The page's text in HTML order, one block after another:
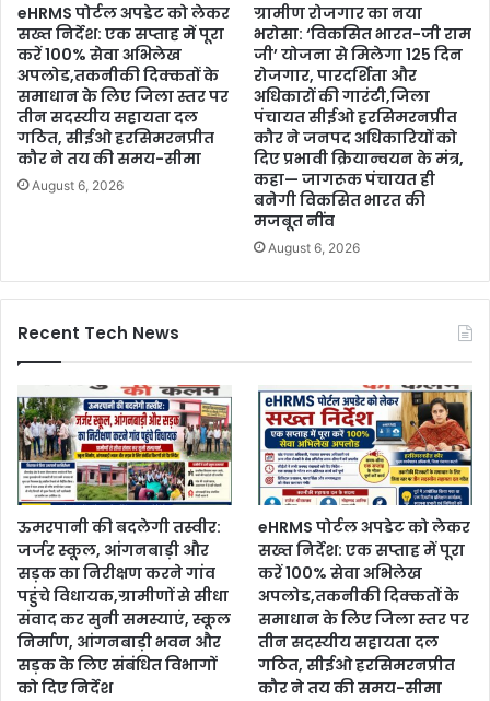
eHRMS पोर्टल अपडेट को लेकर
सख्त निर्देश: एक सप्ताह में पूरा
करें 100% सेवा अभिलेख
अपलोड,तकनीकी दिक्कतों के
समाधान के लिए जिला स्तर पर
तीन सदस्यीय सहायता दल
गठित, सीईओ हरसिमरनप्रीत
कौर ने तय की समय-सीमा
August 6, 2026
ग्रामीण रोजगार का नया
भरोसा: ‘विकसित भारत-जी राम
जी’ योजना से मिलेगा 125 दिन
रोजगार, पारदर्शिता और
अधिकारों की गारंटी,जिला
पंचायत सीईओ हरसिमरनप्रीत
कौर ने जनपद अधिकारियों को
दिए प्रभावी क्रियान्वयन के मंत्र,
कहा— जागरूक पंचायत ही
बनेगी विकसित भारत की
मजबूत नींव
August 6, 2026
Recent Tech News
ऊमरपानी की बदलेगी तस्वीर:
जर्जर स्कूल, आंगनबाड़ी और
सड़क का निरीक्षण करने गांव
पहुंचे विधायक,ग्रामीणों से सीधा
संवाद कर सुनी समस्याएं, स्कूल
निर्माण, आंगनबाड़ी भवन और
सड़क के लिए संबंधित विभागों
को दिए निर्देश
eHRMS पोर्टल अपडेट को लेकर
सख्त निर्देश: एक सप्ताह में पूरा
करें 100% सेवा अभिलेख
अपलोड,तकनीकी दिक्कतों के
समाधान के लिए जिला स्तर पर
तीन सदस्यीय सहायता दल
गठित, सीईओ हरसिमरनप्रीत
कौर ने तय की समय-सीमा